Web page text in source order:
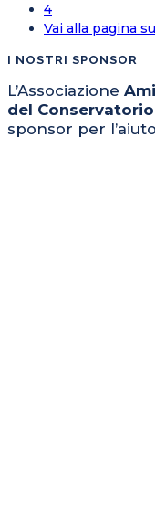
4
Vai alla pagina
I NOSTRI SPONSOR
L’Associazione
del
sponsor per